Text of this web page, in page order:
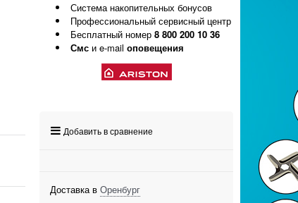
Система накопительных бонусов
Профессиональный сервисный центр
Бесплатный номер 8 800 200 10 36
Смс и e-mail оповещения
Добавить в сравнение
Доставка в Оренбург